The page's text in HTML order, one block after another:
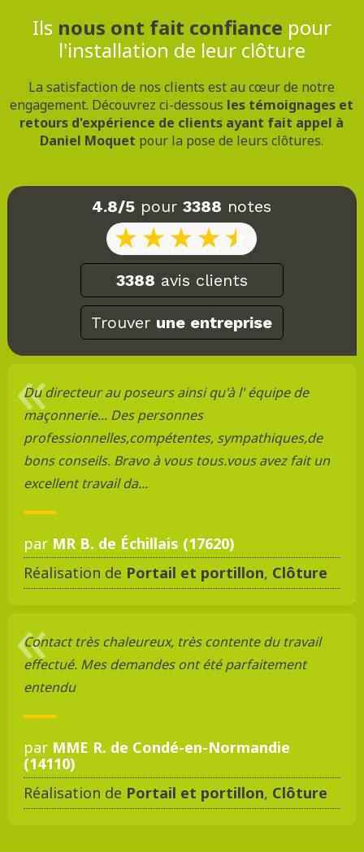
Ils nous ont fait confiance pour
l'installation de leur clôture
La satisfaction de nos clients est au cœur de notre
engagement. Découvrez ci-dessous les témoignages et
retours d'expérience de clients ayant fait appel à
Daniel Moquet pour la pose de leurs clôtures.
4.8/5 pour3388 notes
3388 avis clients
Trouver une entreprise
Du directeur au poseurs ainsi qu'à l' équipe de
maçonnerie... Des personnes
professionnelles,compétentes, sympathiques,de
bons conseils. Bravo à vous tous.vous avez fait un
excellent travail da...
par MR B. de Échillais (17620)
Réalisation de Portail et portillon, Clôture
Contact très chaleureux, très contente du travail
effectué. Mes demandes ont été parfaitement
entendu
par MME R. de Condé-en-Normandie
(14110)
Réalisation de Portail et portillon, Clôture